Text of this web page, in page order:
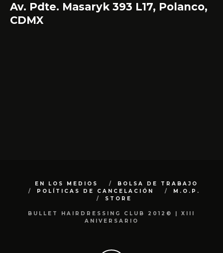
Av. Pdte. Masaryk 393 L17, Polanco,
CDMX
EN LOS MEDIOS
BOLSA DE TRABAJO
POLÍTICAS DE CANCELACIÓN
M.O.P.
STORE
BULLET HAIRDRESSING CLUB 2012© | XIII
ANIVERSARIO